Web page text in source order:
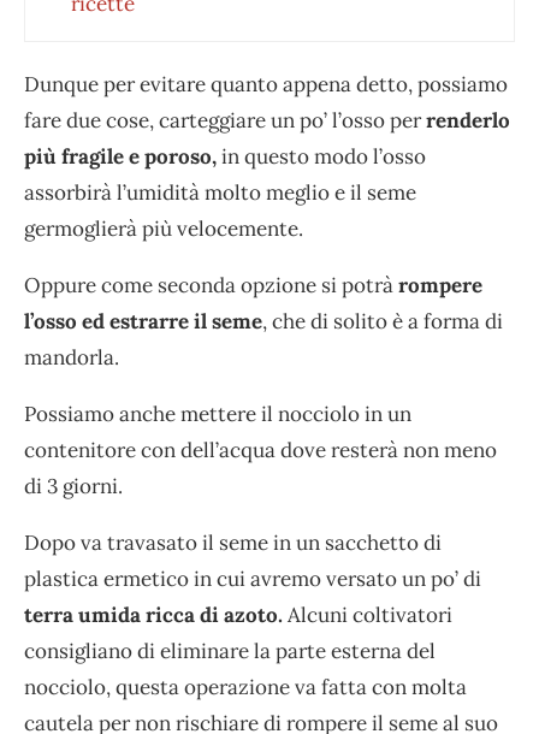
Dunque per evitare quanto appena detto, possiamo
fare due cose, carteggiare un po’ l’osso perrenderlo
più fragile e poroso,in questo modo l’osso
assorbirà l’umidità molto meglio e il seme
germoglierà più velocemente.
Oppure come seconda opzione si potràrompere
l’osso ed estrarre il seme, che di solito è a forma di
mandorla.
Possiamo anche mettere il nocciolo in un
contenitore con dell’acqua dove resterà non meno
di 3 giorni.
Dopo va travasato il seme in un sacchetto di
plastica ermetico in cui avremo versato un po’ di
terra umida ricca di azoto. Alcuni coltivatori
consigliano di eliminare la parte esterna del
nocciolo, questa operazione va fatta con molta
cautela per non rischiare di rompere il seme al suo